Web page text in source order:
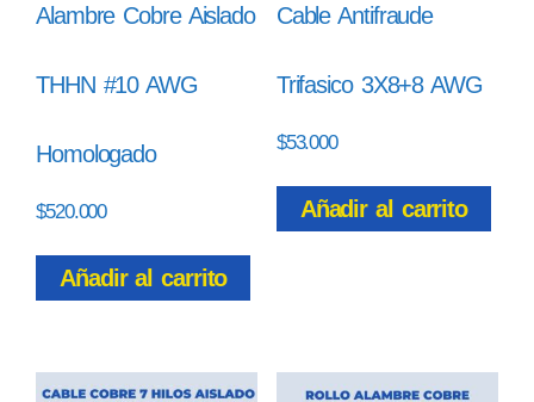
Alambre Cobre Aislado
THHN #10 AWG
Homologado
$520.000
Añadir al carrito
Cable Antifraude
Trifasico 3X8+8 AWG
$53.000
Añadir al carrito